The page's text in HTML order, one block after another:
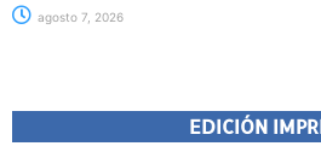
agosto 7, 2026
EDICIÓN